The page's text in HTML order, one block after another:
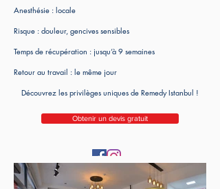
Anesthésie : locale
Risque : douleur, gencives sensibles
Temps de récupération : jusqu’à 9 semaines
Retour au travail : le même jour
Découvrez les privilèges uniques de Remedy Istanbul !
Obtenir un devis gratuit